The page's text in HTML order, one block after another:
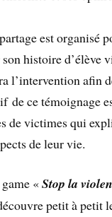
est organisé
histoire d’élève
l’intervention afin
de ce témoignage
de victimes qui
de leur vie.
game «Stop la
petit à petit